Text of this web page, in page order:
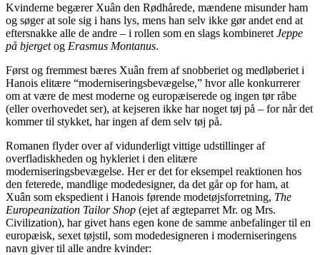
Kvinderne begærer Xuân den Rødhårede, mændene misunder ham
og søger at sole sig i hans lys, mens han selv ikke gør andet end at
eftersnakke alle de andre – i rollen som en slags kombineret Jeppe
på bjergetog Erasmus Montanus.
Først og fremmest bæres Xuân frem af snobberiet og medløberiet i
Hanois elitære “moderniseringsbevægelse,” hvor alle konkurrerer
om at være de mest moderne og europæiserede og ingen tør råbe
(eller overhovedet ser), at kejseren ikke har noget tøj på – for når det
kommer til stykket, har ingen af dem selv tøj på.
Romanen flyder over af vidunderligt vittige udstillinger af
overfladiskheden og hykleriet i den elitære
moderniseringsbevægelse. Her er det for eksempel reaktionen hos
den feterede, mandlige modedesigner, da det går op for ham, at
Xuân som ekspedient i Hanois førende modetøjsforretning, The
Europeanization Tailor Shop (ejet af ægteparret Mr. og Mrs.
Civilization), har givet hans egen kone de samme anbefalinger til en
europæisk, sexet tøjstil, som modedesigneren i moderniseringens
navn giver til alle andre kvinder: